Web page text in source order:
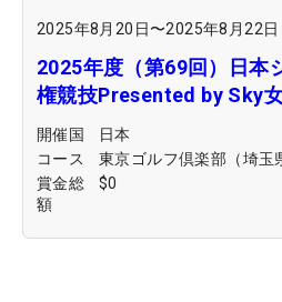
2025年8月20日〜2025年8月22日
2025年度（第69回）日本
権競技Presented by Sky
開催国
日本
コース
東京ゴルフ倶楽部（埼玉
賞金総
額
$0